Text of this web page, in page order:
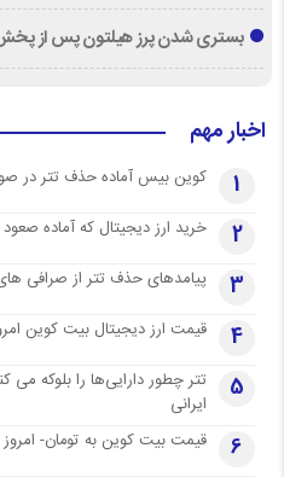
بستری شدن پرز هیلتون پس از
اخبار مهم
1 کوین بیس آماده حذف تتر در
2 خرید ارز دیجیتال که آماده صعود
3 پیامدهای حذف تتر از صرافی های
4 قیمت ارز دیجیتال بیت کوین امروز 20 اسفند
5
تتر چطور دارایی‌ها را بلوکه
ایرانی
6 قیمت بیت کوین به تومان- امروز سه شنبه